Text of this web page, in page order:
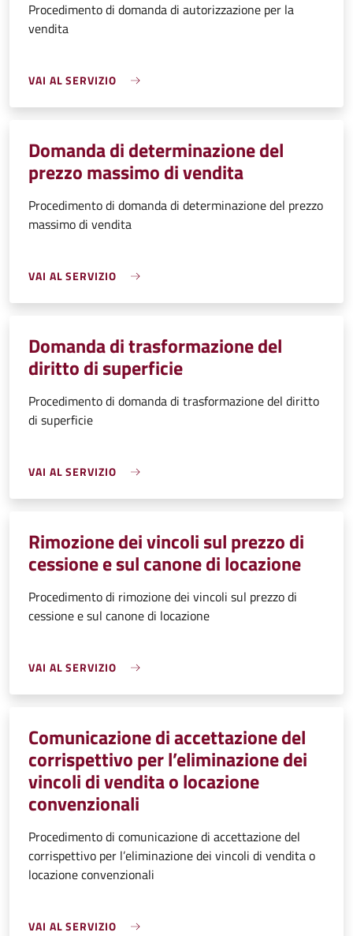
Procedimento di domanda di autorizzazione per la
vendita
VAI AL SERVIZIO
Domanda di determinazione del
prezzo massimo di vendita
Procedimento di domanda di determinazione del prezzo
massimo di vendita
VAI AL SERVIZIO
Domanda di trasformazione del
diritto di superficie
Procedimento di domanda di trasformazione del diritto
di superficie
VAI AL SERVIZIO
Rimozione dei vincoli sul prezzo di
cessione e sul canone di locazione
Procedimento di rimozione dei vincoli sul prezzo di
cessione e sul canone di locazione
VAI AL SERVIZIO
Comunicazione di accettazione del
corrispettivo per l’eliminazione dei
vincoli di vendita o locazione
convenzionali
Procedimento di comunicazione di accettazione del
corrispettivo per l’eliminazione dei vincoli di vendita o
locazione convenzionali
VAI AL SERVIZIO